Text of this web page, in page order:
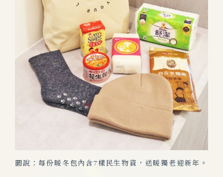
圖說：每份暖冬包內含7樣民生物資，送暖獨老迎新年。